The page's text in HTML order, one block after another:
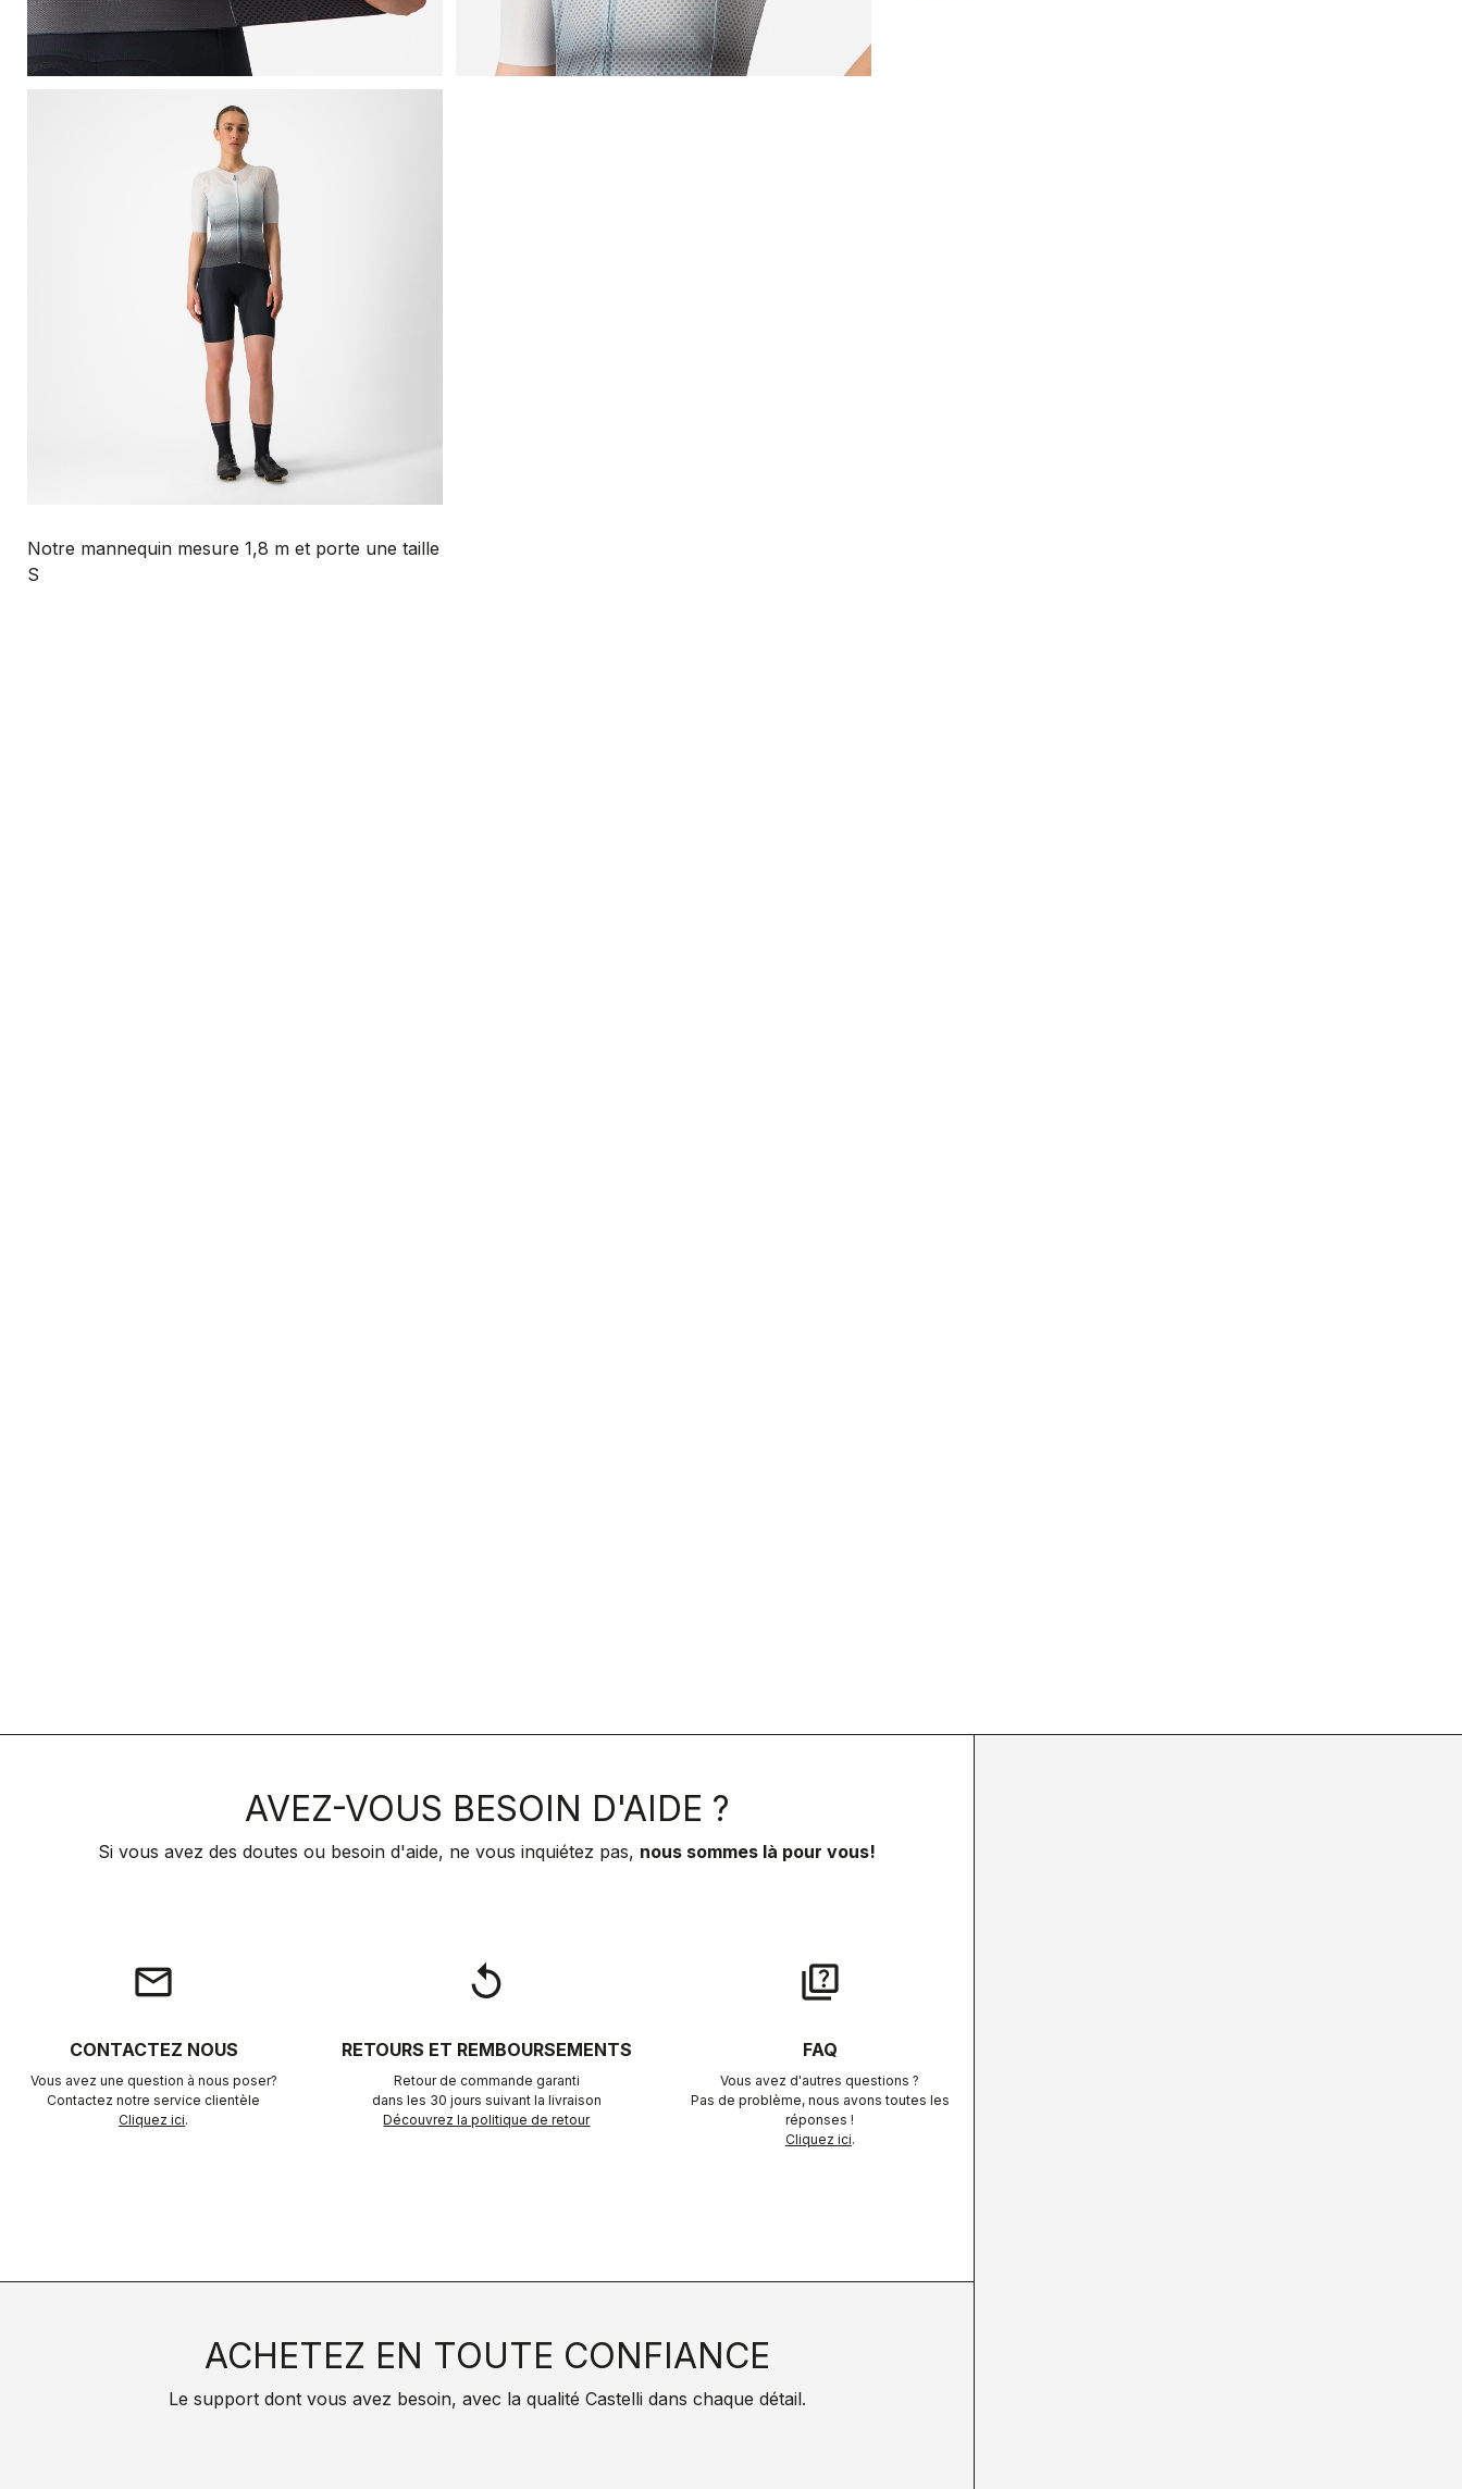
Notre mannequin mesure 1,8 m et porte une taille
S
AVEZ-VOUS BESOIN D'AIDE ?
Si vous avez des doutes ou besoin d'aide, ne vous inquiétez pas, nous sommes là pour vous!
email
CONTACTEZ NOUS
Vous avez une question à nous poser?
Contactez notre service clientèle
Cliquez ici.
replay
RETOURS ET REMBOURSEMENTS
Retour de commande garanti
dans les 30 jours suivant la livraison
Découvrez la politique de retour
quiz
FAQ
Vous avez d'autres questions ?
Pas de problème, nous avons toutes les
réponses !
Cliquez ici.
ACHETEZ EN TOUTE CONFIANCE
Le support dont vous avez besoin, avec la qualité Castelli dans chaque détail.